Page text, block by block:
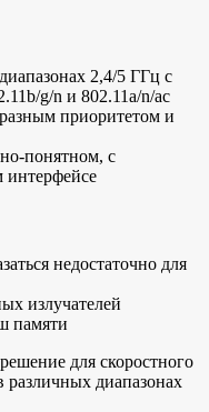
2,4/5 ГГц с
g/n и 802.11a/n/ac
приоритетом и
понятном, с
интерфейсе
недостаточно для
излучателей
памяти
для скоростного
различных диапазонах